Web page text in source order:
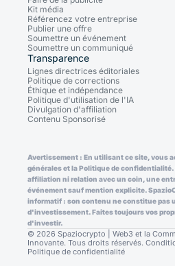
Kit média
Référencez votre entreprise
Publier une offre
Soumettre un événement
Soumettre un communiqué
Transparence
Lignes directrices éditoriales
Politique de corrections
Éthique et indépendance
Politique d'utilisation de l'IA
Divulgation d'affiliation
Contenu Sponsorisé
Avertissement : En utilisant ce site, vous
générales et la Politique de
affiliation ni relation avec un coin, une
événement sauf mention explicite.
informatif : son contenu ne constitue pas
d'investissement. Faites toujours vos
d'investir.
© 2026 Spaziocrypto | Web3 et la
Innovante. Tous droits réservés.
Politique de confidentialité